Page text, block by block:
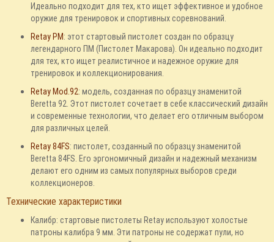
Идеально подходит для тех, кто ищет эффективное и удобное
оружие для тренировок и спортивных соревнований.
Retay PM: этот стартовый пистолет создан по образцу
легендарного ПМ (Пистолет Макарова). Он идеально подходит
для тех, кто ищет реалистичное и надежное оружие для
тренировок и коллекционирования.
Retay Mod.92: модель, созданная по образцу знаменитой
Beretta 92. Этот пистолет сочетает в себе классический дизайн
и современные технологии, что делает его отличным выбором
для различных целей.
Retay 84FS: пистолет, созданный по образцу знаменитой
Beretta 84FS. Его эргономичный дизайн и надежный механизм
делают его одним из самых популярных выборов среди
коллекционеров.
Технические характеристики
Калибр: стартовые пистолеты Retay используют холостые
патроны калибра 9 мм. Эти патроны не содержат пули, но